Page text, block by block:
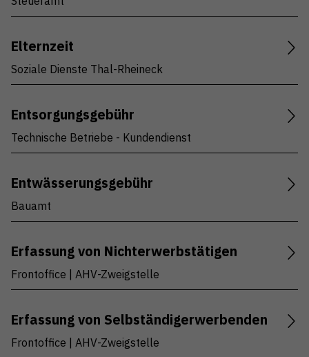
Elternzeit
Soziale Dienste Thal-Rheineck
Entsorgungsgebühr
Technische Betriebe - Kundendienst
Entwässerungsgebühr
Bauamt
Erfassung von Nichterwerbstätigen
Frontoffice | AHV-Zweigstelle
Erfassung von Selbständigerwerbenden
Frontoffice | AHV-Zweigstelle